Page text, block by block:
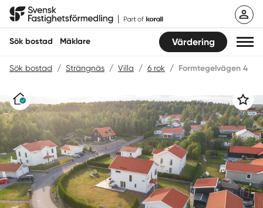
Hoppa
Svensk Fastighetsförmedling
Sök bostad Mäklare Värdering
Hitta mäklare
Sälja
Köpa
Guider
Sök bostad / Strängnäs / Villa / 6 rok / Formtegelvägen 4
Varudeklarerat Spara